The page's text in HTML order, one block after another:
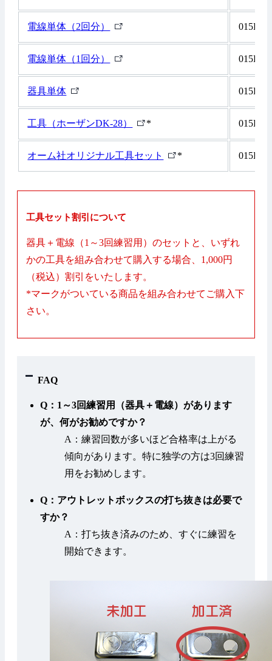
ク
ン
ク
電線単体（2回分）
外
ン
ク
電線単体（1回分）
外
ク
器具単体
外
ン
ク
工具（ホーザンDK-28）
外
ン
ク
*
オーム社オリジナル工具セット
外
ン
*
工具セット割引について
器具＋電線（1～3回練習用）のセットと、いずれ
かの工具を組み合わせて購入する場合、1,000円
（税込）割引をいたします。
*マークがついている商品を組み合わせてご購入下
さい。
FAQ
Q：1～3回練習用（器具＋電線）があります
が、何がお勧めですか？
A：練習回数が多いほど合格率は上がる
傾向があります。特に独学の方は3回練習
用をお勧めします。
Q：アウトレットボックスの打ち抜きは必要で
すか？
A：打ち抜き済みのため、すぐに練習を
開始できます。